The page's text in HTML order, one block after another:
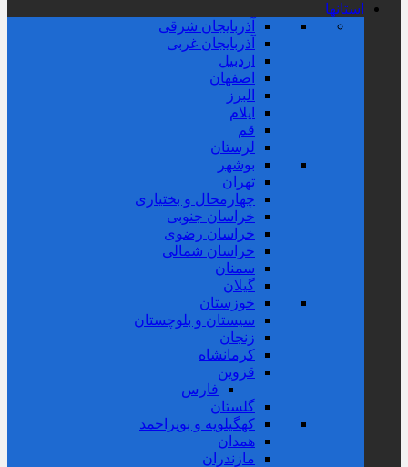
استانها
آذربایجان شرقی
آذربایجان غربی
اردبیل
اصفهان
البرز
ایلام
قم
لرستان
بوشهر
تهران
چهارمحال و بختیاری
خراسان جنوبی
خراسان رضوی
خراسان شمالی
سمنان
گیلان
خوزستان
سیستان و بلوچستان
زنجان
کرمانشاه
قزوین
فارس
گلستان
کهگیلویه و بویراحمد
همدان
مازندران